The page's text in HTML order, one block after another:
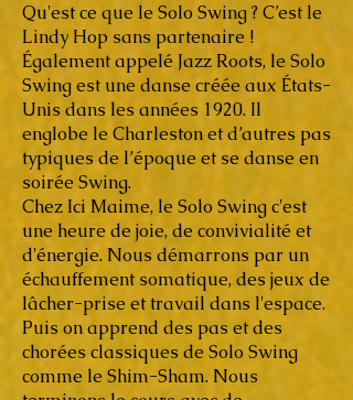
Qu'est ce que le Solo Swing ? C’est le
Lindy Hop sans partenaire !
Également appelé Jazz Roots, le Solo
Swing est une danse créée aux États-
Unis dans les années 1920. Il
englobe le Charleston et d’autres pas
typiques de l’époque et se danse en
soirée Swing.
Chez Ici Maime, le Solo Swing c'est
une heure de joie, de convivialité et
d'énergie. Nous démarrons par un
échauffement somatique, des jeux de
lâcher-prise et travail dans l'espace.
Puis on apprend des pas et des
chorées classiques de Solo Swing
comme le Shim-Sham. Nous